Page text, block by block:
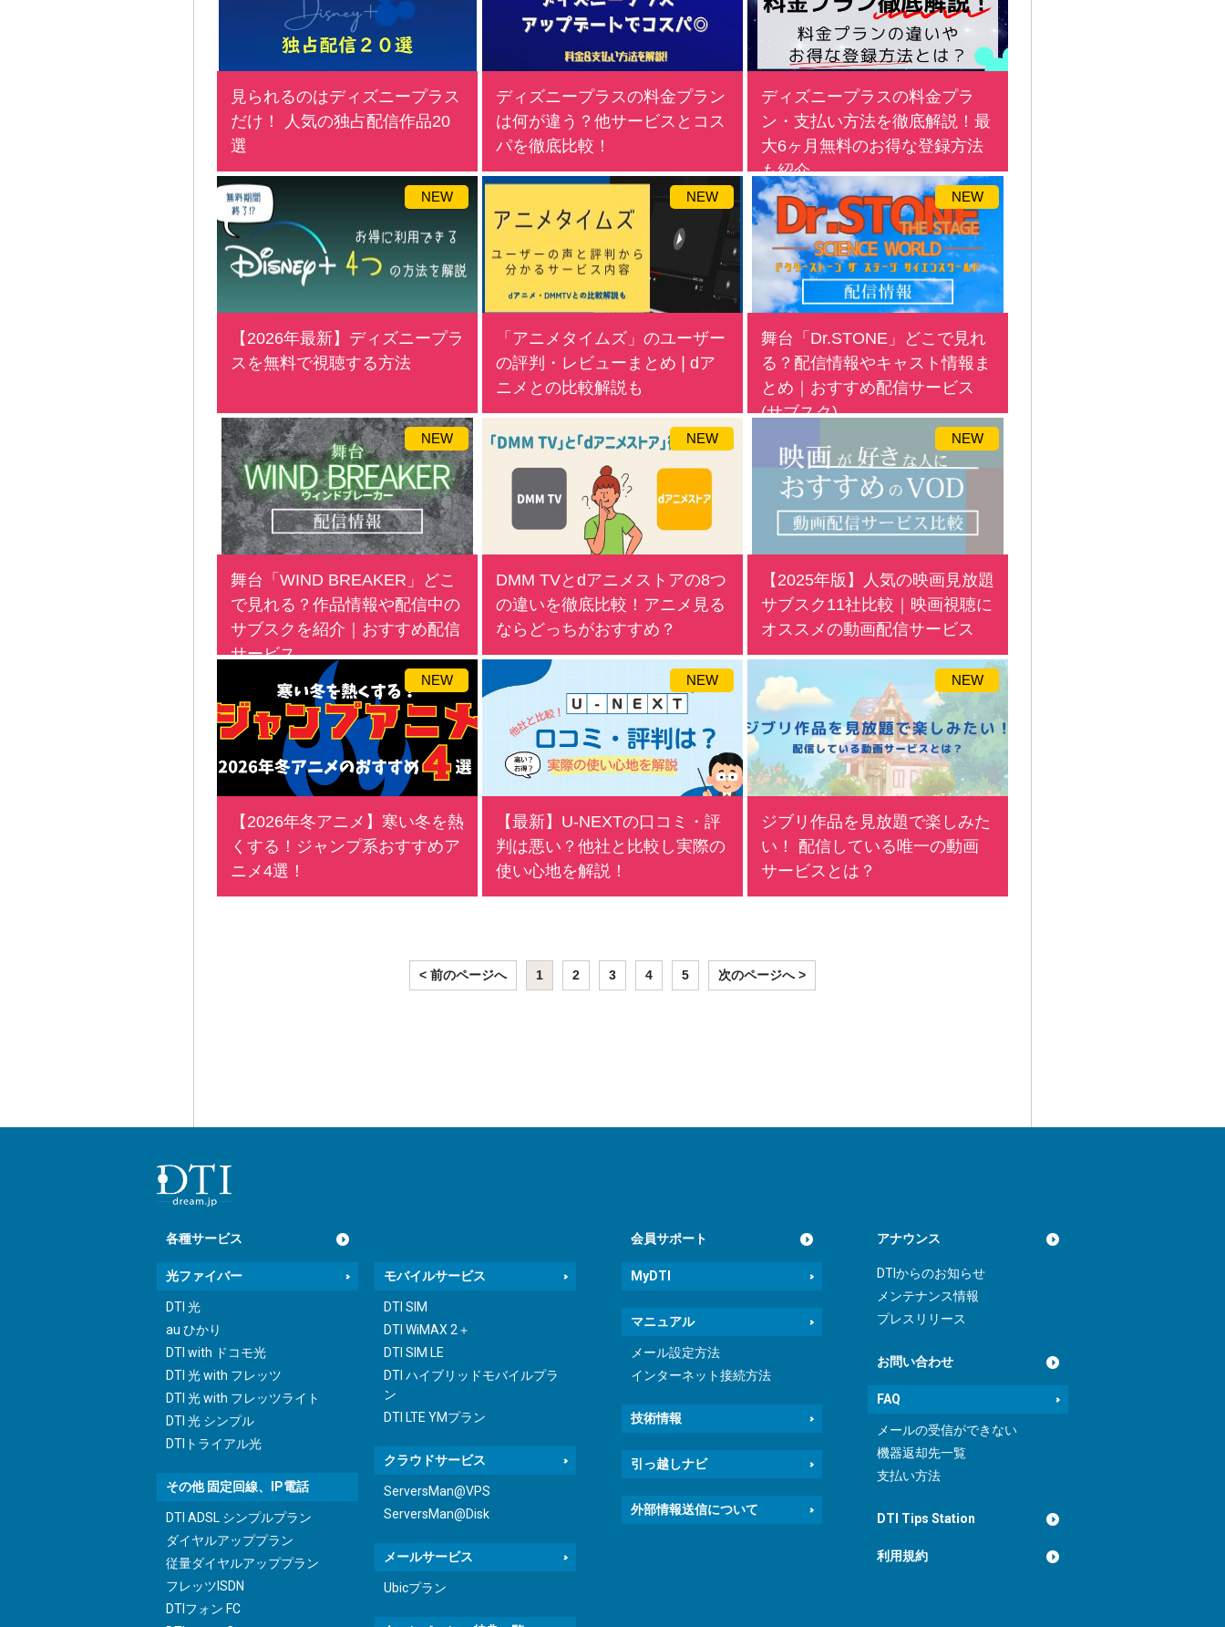
見られるのはディズニープラス
だけ！ 人気の独占配信作品20
選
ディズニープラスの料金プラン
は何が違う？他サービスとコス
パを徹底比較！
ディズニープラスの料金プラ
ン・支払い方法を徹底解説！最
大6ヶ月無料のお得な登録方法
も紹介
NEW
【2026年最新】ディズニープラ
スを無料で視聴する方法
NEW
「アニメタイムズ」のユーザー
の評判・レビューまとめ❘dア
ニメとの比較解説も
NEW
舞台「Dr.STONE」どこで見れ
る？配信情報やキャスト情報ま
とめ｜おすすめ配信サービス
(サブスク)
NEW
舞台「WIND BREAKER」どこ
で見れる？作品情報や配信中の
サブスクを紹介｜おすすめ配信
サービス
NEW
DMM TVとdアニメストアの8つ
の違いを徹底比較！アニメ見る
ならどっちがおすすめ？
NEW
【2025年版】人気の映画見放題
サブスク11社比較｜映画視聴に
オススメの動画配信サービス
NEW
【2026年冬アニメ】寒い冬を熱
くする！ジャンプ系おすすめア
ニメ4選！
NEW
【最新】U-NEXTの口コミ・評
判は悪い？他社と比較し実際の
使い心地を解説！
NEW
ジブリ作品を見放題で楽しみた
い！ 配信している唯一の動画
サービスとは？
< 前のページへ 1 2 3 4 5 次のページへ >
各種サービス
光ファイバー
DTI 光
au ひかり
DTI with ドコモ光
DTI 光 with フレッツ
DTI 光 with フレッツライト
DTI 光 シンプル
DTIトライアル光
その他 固定回線、IP電話
DTI ADSL シンプルプラン
ダイヤルアッププラン
従量ダイヤルアッププラン
フレッツISDN
DTIフォン FC
モバイルサービス
DTI SIM
DTI WiMAX 2＋
DTI SIM LE
DTI ハイブリッドモバイルプラ
ン
DTI LTE YMプラン
クラウドサービス
ServersMan@VPS
ServersMan@Disk
メールサービス
Ubicプラン
会員サポート
MyDTI
マニュアル
メール設定方法
インターネット接続方法
技術情報
引っ越しナビ
外部情報送信について
アナウンス
DTIからのお知らせ
メンテナンス情報
プレスリリース
お問い合わせ
FAQ
メールの受信ができない
機器返却先一覧
支払い方法
DTI Tips Station
利用規約